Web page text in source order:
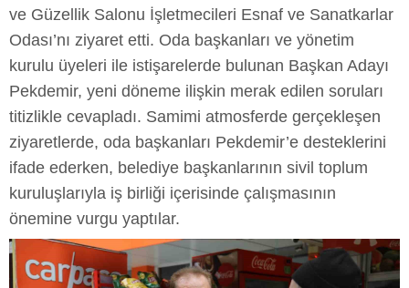
ve Güzellik Salonu İşletmecileri Esnaf ve Sanatkarlar
Odası’nı ziyaret etti. Oda başkanları ve yönetim
kurulu üyeleri ile istişarelerde bulunan Başkan Adayı
Pekdemir, yeni döneme ilişkin merak edilen soruları
titizlikle cevapladı. Samimi atmosferde gerçekleşen
ziyaretlerde, oda başkanları Pekdemir’e desteklerini
ifade ederken, belediye başkanlarının sivil toplum
kuruluşlarıyla iş birliği içerisinde çalışmasının
önemine vurgu yaptılar.